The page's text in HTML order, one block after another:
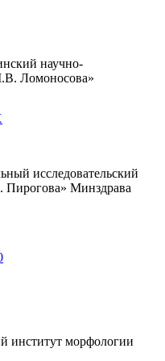
научно-
Ломоносова»
исследовательский
Минздрава
институт морфологии